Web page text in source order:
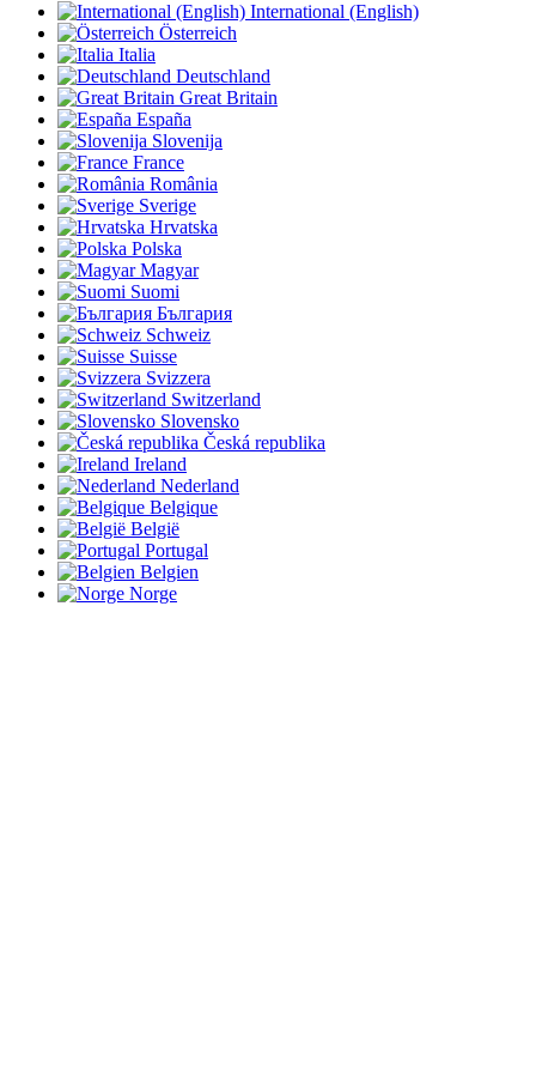
International (English)
Österreich
Italia
Deutschland
Great Britain
España
Slovenija
France
România
Sverige
Hrvatska
Polska
Magyar
Suomi
България
Schweiz
Suisse
Svizzera
Switzerland
Slovensko
Česká republika
Ireland
Nederland
Belgique
België
Portugal
Belgien
Norge